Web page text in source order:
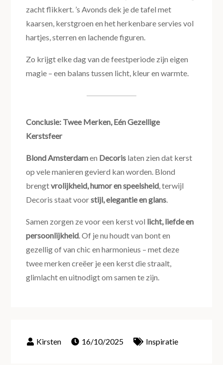
zacht flikkert. ’s Avonds dek je de tafel met
kaarsen, kerstgroen en het herkenbare servies vol
hartjes, sterren en lachende figuren.
Zo krijgt elke dag van de feestperiode zijn eigen
magie – een balans tussen licht, kleur en warmte.
Conclusie: Twee Merken, Eén Gezellige
Kerstsfeer
Blond Amsterdamen Decoris laten zien dat kerst
op vele manieren gevierd kan worden. Blond
brengtvrolijkheid, humor en speelsheid, terwijl
Decoris staat voorstijl, elegantie en glans.
Samen zorgen ze voor een kerst vol licht, liefde en
persoonlijkheid. Of je nu houdt van bont en
gezellig of van chic en harmonieus – met deze
twee merken creëer je een kerst die straalt,
glimlacht en uitnodigt om samen te zijn.
16/10/2025 Inspiratie